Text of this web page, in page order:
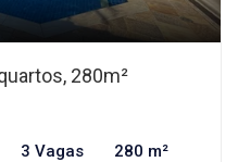
280m²
3 Vagas 280 m²